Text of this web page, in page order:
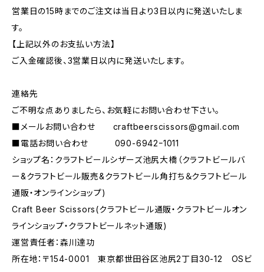
営業日の15時までのご注文は当日より3日以内に発送いたしま
す。
【上記以外のお支払い方法】
ご入金確認後、3営業日以内に発送いたします。
連絡先
ご不明な点ありましたら、お気軽にお問い合わせ下さい。
■メールお問い合わせ craftbeerscissors@gmail.com
■電話お問い合わせ 090-6942ｰ1011
ショップ名：クラフトビールシザーズ池尻大橋（クラフトビールバ
ー&クラフトビール販売&クラフトビール角打ち＆クラフトビール
通販・オンラインショップ)
Craft Beer Scissors(クラフトビール通販・クラフトビールオン
ラインショップ・クラフトビールネット通販)
運営責任者：森川達功
所在地：〒154-0001 東京都世田谷区池尻2丁目30-12 OSビ